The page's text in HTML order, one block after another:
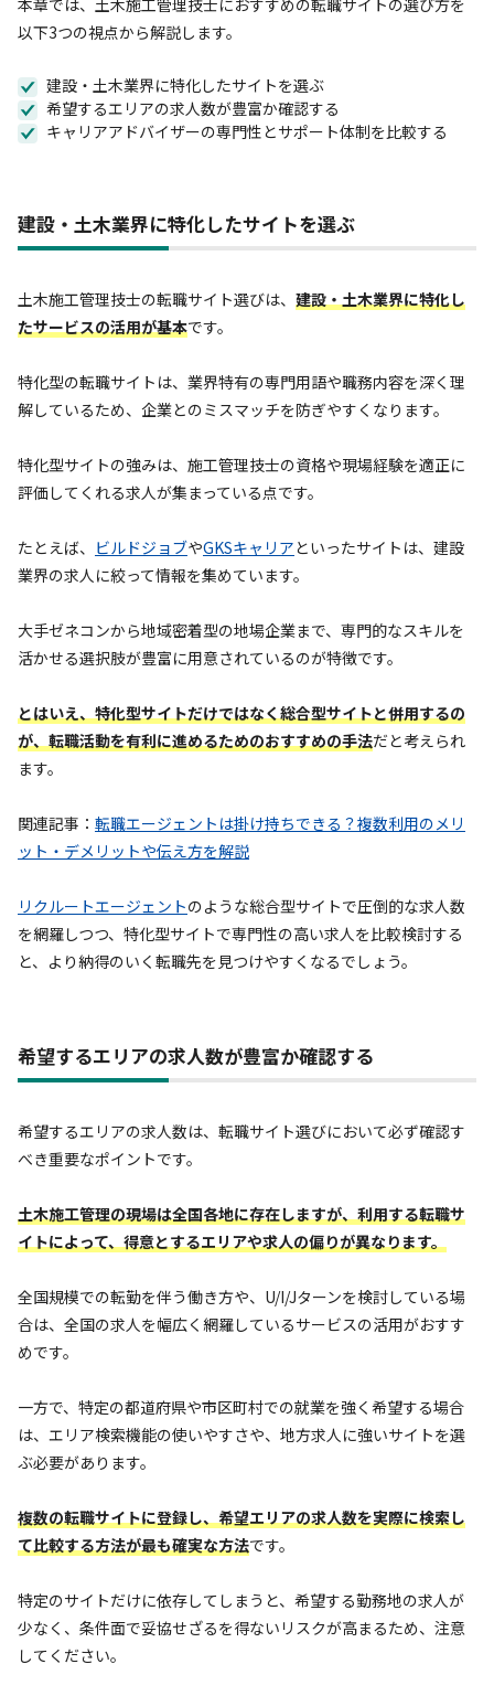
以下3つの視点から解説します。
建設・土木業界に特化したサイトを選ぶ
希望するエリアの求人数が豊富か確認する
キャリアアドバイザーの専門性とサポート体制を比較する
建設・土木業界に特化したサイトを選ぶ
土木施工管理技士の転職サイト選びは、 建設・土木業界に特化し
たサービスの活用が基本です。
特化型の転職サイトは、業界特有の専門用語や職務内容を深く理
解しているため、企業とのミスマッチを防ぎやすくなります。
特化型サイトの強みは、施工管理技士の資格や現場経験を適正に
評価してくれる求人が集まっている点です。
たとえば、 ビルドジョブやGKSキャリアといったサイトは、建設
業界の求人に絞って情報を集めています。
大手ゼネコンから地域密着型の地場企業まで、専門的なスキルを
活かせる選択肢が豊富に用意されているのが特徴です。
とはいえ、特化型サイトだけではなく総合型サイトと併用するの
が、転職活動を有利に進めるためのおすすめの手法だと考えられ
ます。
関連記事： 転職エージェントは掛け持ちできる？複数利用のメリ
ット・デメリットや伝え方を解説
リクルートエージェントのような総合型サイトで圧倒的な求人数
を網羅しつつ、特化型サイトで専門性の高い求人を比較検討する
と、より納得のいく転職先を見つけやすくなるでしょう。
希望するエリアの求人数が豊富か確認する
希望するエリアの求人数は、転職サイト選びにおいて必ず確認す
べき重要なポイントです。
土木施工管理の現場は全国各地に存在しますが、利用する転職サ
イトによって、得意とするエリアや求人の偏りが異なります。
全国規模での転勤を伴う働き方や、U/I/Jターンを検討している場
合は、全国の求人を幅広く網羅しているサービスの活用がおすす
めです。
一方で、特定の都道府県や市区町村での就業を強く希望する場合
は、エリア検索機能の使いやすさや、地方求人に強いサイトを選
ぶ必要があります。
複数の転職サイトに登録し、希望エリアの求人数を実際に検索し
て比較する方法が最も確実な方法です。
特定のサイトだけに依存してしまうと、希望する勤務地の求人が
少なく、条件面で妥協せざるを得ないリスクが高まるため、注意
してください。